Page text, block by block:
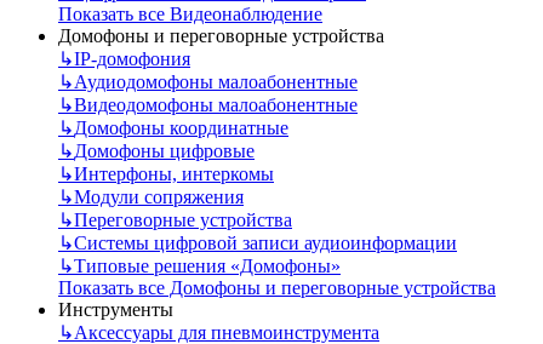
Показать все Видеонаблюдение
Домофоны и переговорные устройства
↳IP-домофония
↳Аудиодомофоны малоабонентные
↳Видеодомофоны малоабонентные
↳Домофоны координатные
↳Домофоны цифровые
↳Интерфоны, интеркомы
↳Модули сопряжения
↳Переговорные устройства
↳Системы цифровой записи аудиоинформации
↳Типовые решения «Домофоны»
Показать все Домофоны и переговорные устройства
Инструменты
↳Аксессуары для пневмоинструмента